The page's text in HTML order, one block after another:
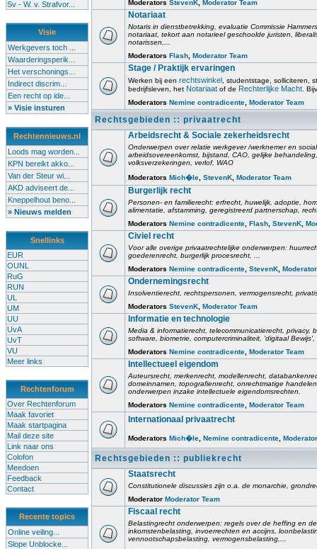
Sv - W. v. Strafvor...
Visie
Werkgevers toch ...
Waarderingsperik...
Het verschonings...
Indirect discrim...
Een recht op ide...
» Visie insturen
Rechtennieuws.nl
Loods mag worden...
KPN bereikt akko...
Van der Steur wi...
AKD adviseert de...
Kneppelhout beno...
» Nieuws melden
Snellinks
EUR
OUNL
RuG
RUN
UL
UM
UU
UvA
UvT
VU
Meer links
Rechtenforum
Over Rechtenforum
Maak favoriet
Maak startpagina
Mail deze site
Link naar ons
Colofon
Meedoen
Feedback
Contact
Recente topics
Online veiling...
Slope Unblocke...
Moderators StevenK Moderator Team
Notariaat
Notaris in dienstbetrekking, evaluatie Commissie
notariaat, tekort aan notarieel geschoolde juristen,
notarissen,...
Moderators Flash Moderator Team
Stage / Praktijk ervaringen
Werken bij een rechtswinkel , studentstage, solliciteren,
bedrijfsleven, het Notariaat of de Rechterlijke Macht .
Moderators Nemine contradicente Moderator Team
Rechtsgebieden :: privaatrecht
Arbeidsrecht & Sociale zekerheidsrecht
Onderwerpen over relatie werkgever /werknemer en
arbeidsovereenkomst, bijstand, CAO, gelijke
volksverzekeringen, verlof, WAO
Moderators Mich�le StevenK Moderator Team
Burgerlijk recht
Personen- en familierecht: erfrecht, huwelijk, adoptie,
alimentatie, afstamming, geregistreerd partnerschap,
Moderators Nemine contradicente Flash StevenK
Civiel recht
Voor alle overige privaatrechtelijke onderwerpen:
goederenrecht, burgerlijk procesrecht, ...
Moderators Nemine contradicente StevenK
Ondernemingsrecht
Insolventierecht, rechtspersonen, vermogensrecht,
Moderators StevenK Moderator Team
Informatie en technologie
Media & informatierecht, telecommunicatierecht,
software, biometrie, computercriminaliteit, 'digitaal
Moderators Nemine contradicente Moderator Team
Intellectueel eigendom
Auteursrecht, merkenrecht, modellenrecht,
domeinnamen, topografienrecht, onrechtmatige
onderwerpen inzake intellectuele eigendomsrechten.
Moderators Nemine contradicente Moderator Team
Internationaal privaatrecht
Moderators Mich�le Nemine contradicente
Rechtsgebieden :: publiekrecht
Staatsrecht
Constitutionele discussies zijn o.a. de monarchie,
Moderator Moderator Team
Fiscaal recht
Belastingrecht onderwerpen: regels over de heffing en
inkomstenbelasting, invoerrechten en accijns,
vennootschapsbelasting, vermogensbelasting,...